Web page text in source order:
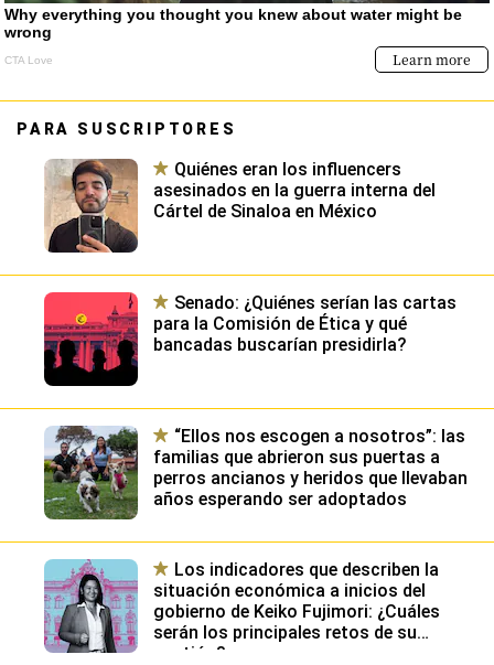
PARA SUSCRIPTORES
Quiénes eran los influencers
asesinados en la guerra interna del
Cártel de Sinaloa en México
Senado: ¿Quiénes serían las cartas
para la Comisión de Ética y qué
bancadas buscarían presidirla?
“Ellos nos escogen a nosotros”: las
familias que abrieron sus puertas a
perros ancianos y heridos que llevaban
años esperando ser adoptados
Los indicadores que describen la
situación económica a inicios del
gobierno de Keiko Fujimori: ¿Cuáles
serán los principales retos de su
gestión?